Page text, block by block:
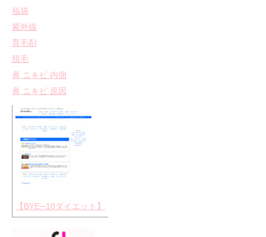
福袋
紫外線
育毛剤
脱毛
鼻 ニキビ 内側
鼻 ニキビ 原因
【BYE─10ダイエット】